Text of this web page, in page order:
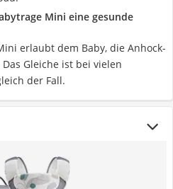
Mini eine gesunde
erlaubt dem Baby, die Anhock-
Gleiche ist bei vielen
der Fall.